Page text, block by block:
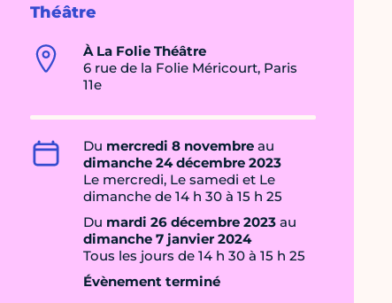
Théâtre
À La Folie Théâtre
6 rue de la Folie Méricourt, Paris
11e
Du mercredi 8 novembre au
dimanche 24 décembre 2023
Le mercredi, Le samedi et Le
dimanche de 14 h 30 à 15 h 25
Du mardi 26 décembre 2023 au
dimanche 7 janvier 2024
Tous les jours de 14 h 30 à 15 h 25
Évènement terminé